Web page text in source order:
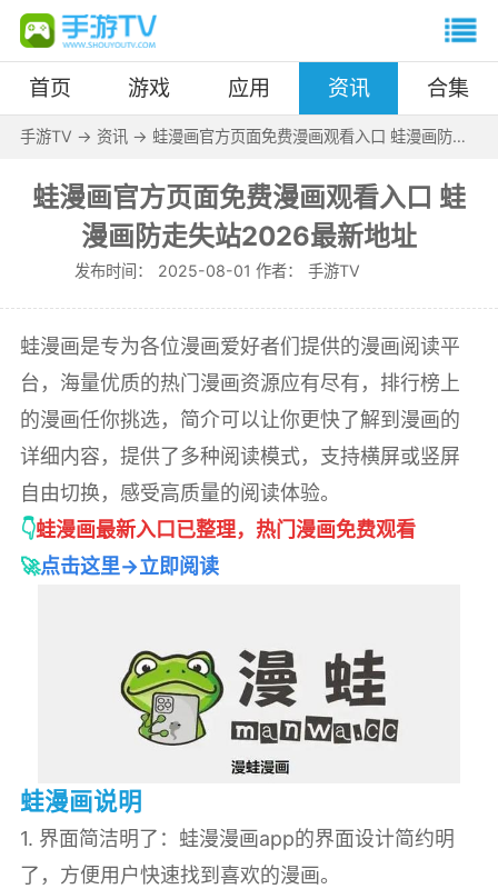
首页 游戏 应用 资讯 合集
手游TV -> 资讯-> 蛙漫画官方页面免费漫画观看入口 蛙漫画防走
蛙漫画官方页面免费漫画观看入口 蛙
漫画防走失站2026最新地址
发布时间： 2025-08-01 作者： 手游TV
蛙漫画是专为各位漫画爱好者们提供的漫画阅读平
台，海量优质的热门漫画资源应有尽有，排行榜上
的漫画任你挑选，简介可以让你更快了解到漫画的
详细内容，提供了多种阅读模式，支持横屏或竖屏
自由切换，感受高质量的阅读体验。
👇蛙漫画最新入口已整理，热门漫画免费观看
🚀点击这里→立即阅读
蛙漫画说明
1. 界面简洁明了：蛙漫漫画app的界面设计简约明
了，方便用户快速找到喜欢的漫画。